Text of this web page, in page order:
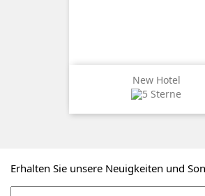
New Hotel
Erhalten Sie unsere Neuigkeiten und